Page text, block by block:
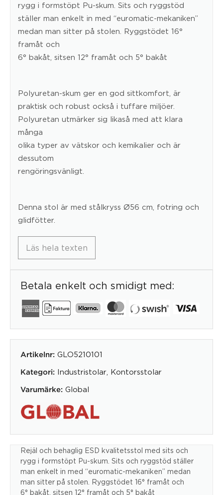
rygg i formstöpt Pu-skum. Sits och ryggstöd
ställer man enkelt in med “euromatic-mekaniken”
medan man sitter på stolen. Ryggstödet 16°
framåt och
6° bakåt, sitsen 12° framåt och 5° bakåt
Polyuretan-skum ger en god sittkomfort, är
praktisk och robust också i tuffare miljöer.
Polyuretan utmärker sig likaså med att klara
många
olika typer av vätskor och kemikalier och är
dessutom
rengöringsvänligt.
Denna stol är med stålkryss Ø56 cm, fotring och
glidfötter.
Läs hela texten
Betala enkelt och smidigt med:
Artikelnr: GLO5210101
Kategori: Industristolar Kontorsstolar
Varumärke: Global
Rejäl och behaglig ESD kvalitetsstol med sits och
rygg i formstöpt Pu-skum. Sits och ryggstöd ställer
man enkelt in med “euromatic-mekaniken” medan
man sitter på stolen. Ryggstödet 16° framåt och
6° bakåt, sitsen 12° framåt och 5° bakåt